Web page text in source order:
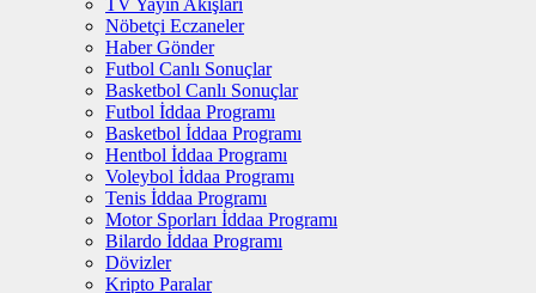
TV Yayın Akışları
Nöbetçi Eczaneler
Haber Gönder
Futbol Canlı Sonuçlar
Basketbol Canlı Sonuçlar
Futbol İddaa Programı
Basketbol İddaa Programı
Hentbol İddaa Programı
Voleybol İddaa Programı
Tenis İddaa Programı
Motor Sporları İddaa Programı
Bilardo İddaa Programı
Dövizler
Kripto Paralar